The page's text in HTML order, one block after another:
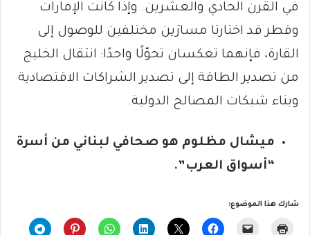
في القرن الحادي والعشرين. وإذا كانت الإمارات
وقطر قد اختارتا مسارَين مختلفين للوصول إلى
القارة، فإنهما تعكسان تحوّلًا واحدًا: انتقال الخليج
من تصدير الطاقة إلى تصدير الشراكات الاقتصادية
وبناء شبكات المصالح الدولية.
ميشال مظلوم هو صحافي لبناني من أسرة
“أسواق العرب”.
شارك هذا الموضوع: